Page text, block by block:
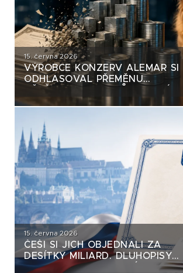
15. června 2026
VÝROBCE KONZERV ALEMAR SI
ODHLASOVAL PŘEMĚNU
VĚTŠINY DLUHOPISŮ. VZNIKÁ
NA TRHU NEBEZPEČNÝ
15. června 2026
ČEŠI SI JICH OBJEDNALI ZA
DESÍTKY MILIARD. DLUHOPISY
REPUBLIKY NASTAVUJÍ